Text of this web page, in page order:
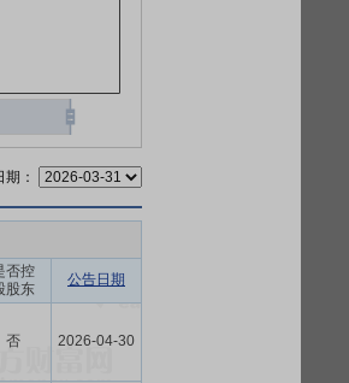
：
否控
股东
公告日期
否 2026-04-30